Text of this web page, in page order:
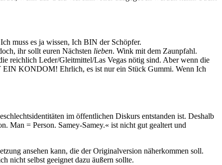
muss es ja wissen, Ich BIN der Schöpfer.
ihr sollt euren Nächsten lieben. Wink mit dem Zaunpfahl.
reichlich Leder/Gleitmittel/Las Vegas nötig sind. Aber wenn die
EIN KONDOM! Ehrlich, es ist nur ein Stück Gummi. Wenn Ich
im öffentlichen Diskurs entstanden ist. Deshalb
Man = Person. Samey-Samey.« ist nicht gut gealtert und
ansehen kann, die der Originalversion näherkommen soll.
nicht selbst geeignet dazu äußern sollte.